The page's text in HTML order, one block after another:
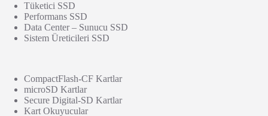
Tüketici SSD
Performans SSD
Data Center – Sunucu SSD
Sistem Üreticileri SSD
CompactFlash-CF Kartlar
microSD Kartlar
Secure Digital-SD Kartlar
Kart Okuyucular